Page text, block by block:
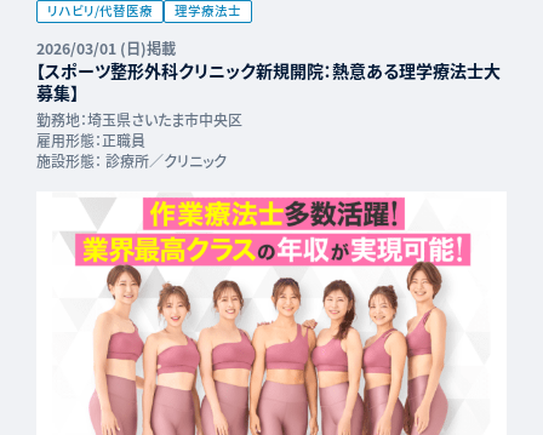
リハビリ/代替医療 理学療法士
2026/03/01 (日)掲載
【スポーツ整形外科クリニック新規開院：熱意ある理学療法士大
募集】
勤務地：埼玉県さいたま市中央区
雇用形態：正職員
施設形態： 診療所／クリニック